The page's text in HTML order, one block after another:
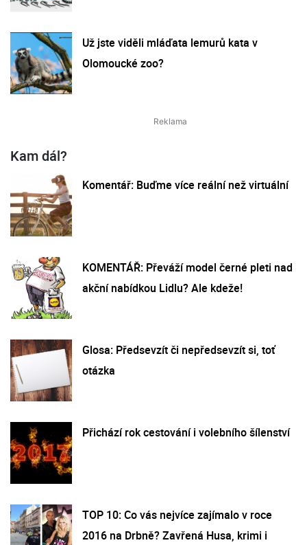
Už jste viděli mláďata lemurů kata v
Olomoucké zoo?
Kam dál?
Komentář: Buďme více reální než virtuální
KOMENTÁŘ: Převáží model černé pleti nad
akční nabídkou Lidlu? Ale kdeže!
Glosa: Předsevzít či nepředsevzít si, toť
otázka
Přichází rok cestování i volebního šílenství
TOP 10: Co vás nejvíce zajímalo v roce
2016 na Drbně? Zavřená Husa, krimi i